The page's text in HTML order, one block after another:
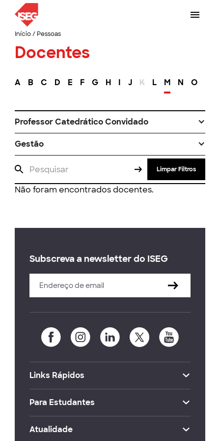
Início/ Pessoas
Docentes
A B C D E F G H I J K L M N O
Professor Catedrático Convidado
Gestão
Limpar Filtros
Não foram encontrados docentes.
Subscreva a newsletter do ISEG
Links Rápidos
Para Estudantes
Atualidade